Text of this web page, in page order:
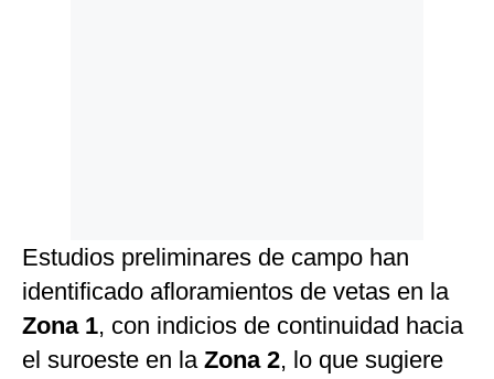
Estudios preliminares de campo han
identificado afloramientos de vetas en la
Zona 1, con indicios de continuidad hacia
el suroeste en la Zona 2, lo que sugiere